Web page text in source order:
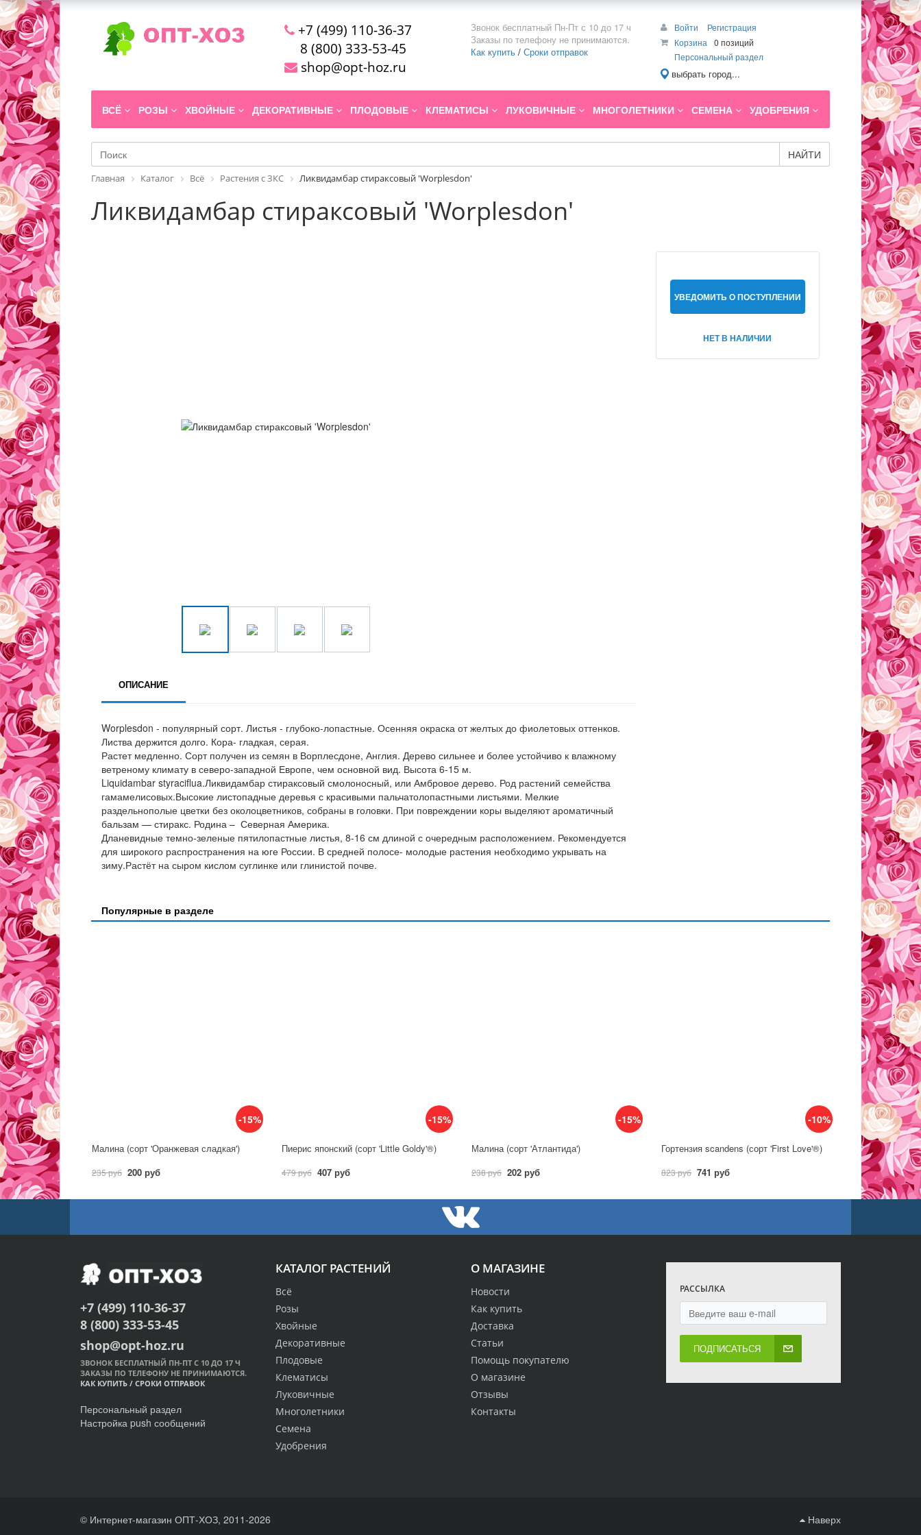
+7 (499) 110-36-37
8 (800) 333-53-45
shop@opt-hoz.ru
Звонок бесплатный Пн-Пт с 10 до 17 ч
Заказы по телефону не принимаются.
Как купить / Сроки отправок
Войти
Регистрация
Корзина
0 позиций
Персональный раздел
выбрать город...
ВСЁ РОЗЫ ХВОЙНЫЕ ДЕКОРАТИВНЫЕ ПЛОДОВЫЕ КЛЕМАТИСЫ ЛУКОВИЧНЫЕ МНОГОЛЕТНИКИ СЕМЕНА УДОБРЕНИЯ
НАЙТИ
Главная Каталог Всё Растения с ЗКС Ликвидамбар стираксовый 'Worplesdon'
Ликвидамбар стираксовый 'Worplesdon'
УВЕДОМИТЬ О ПОСТУПЛЕНИИ
НЕТ В НАЛИЧИИ
ОПИСАНИЕ
Worplesdon - популярный сорт. Листья - глубоко-лопастные. Осенняя окраска от желтых до фиолетовых оттенков.
Листва держится долго. Кора- гладкая, серая.
Растет медленно. Сорт получен из семян в Ворплесдоне, Англия. Дерево сильнее и более устойчиво к влажному
ветреному климату в северо-западной Европе, чем основной вид. Высота 6-15 м.
Liquidambar styraciflua.Ликвидамбар стираксовый смолоносный, или Амбровое дерево. Род растений семейства
гамамелисовых.Высокие листопадные деревья с красивыми пальчатолопастными листьями. Мелкие
раздельнополые цветки без околоцветников, собраны в головки. При повреждении коры выделяют ароматичный
бальзам — стиракс. Родина – Северная Америка.
Дланевидные темно-зеленые пятилопастные листья, 8-16 см длиной с очередным расположением. Рекомендуется
для широкого распространения на юге России. В средней полосе- молодые растения необходимо укрывать на
зиму.Растёт на сыром кислом суглинке или глинистой почве.
Популярные в разделе
-15%
Малина (сорт 'Оранжевая сладкая')
235 руб 200 руб
-15%
Пиерис японский (сорт 'Little Goldy'®)
479 руб 407 руб
-15%
Малина (сорт 'Атлантида')
238 руб 202 руб
-10%
Гортензия scandens (сорт 'First Love'®)
823 руб 741 руб
О МАГАЗИНЕ
Новости
Как купить
Доставка
Статьи
Помощь покупателю
О магазине
Отзывы
Контакты
КАТАЛОГ РАСТЕНИЙ
Всё
Розы
Хвойные
Декоративные
Плодовые
Клематисы
Луковичные
Многолетники
Семена
Удобрения
РАССЫЛКА
ПОДПИСАТЬСЯ
+7 (499) 110-36-37
8 (800) 333-53-45
shop@opt-hoz.ru
ЗВОНОК БЕСПЛАТНЫЙ ПН-ПТ С 10 ДО 17 Ч
ЗАКАЗЫ ПО ТЕЛЕФОНУ НЕ ПРИНИМАЮТСЯ.
КАК КУПИТЬ / СРОКИ ОТПРАВОК
Персональный раздел
Настройка push сообщений
© Интернет-магазин ОПТ-ХОЗ, 2011-2026 Наверх